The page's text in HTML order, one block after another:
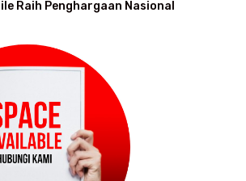
Raih Penghargaan Nasional